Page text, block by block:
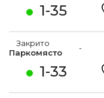
1-35
1-33
Закрито
Паркомясто
-